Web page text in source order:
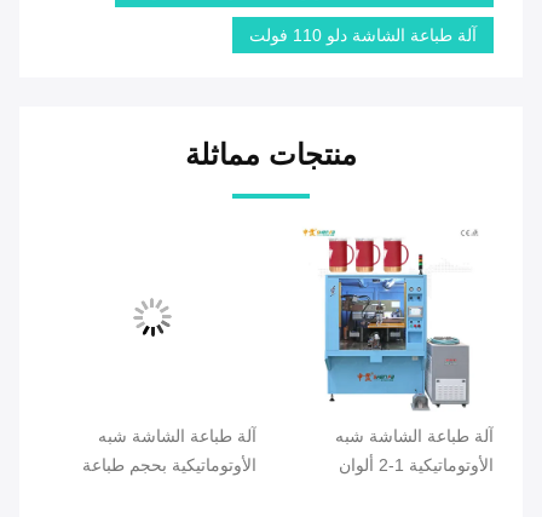
آلة طباعة الشاشة دلو 110 فولت
منتجات مماثلة
آلة طباعة الشاشة شبه
الأوتوماتيكية 1-2 ألوان
آلة طباعة الشاشة شبه
الأوتوماتيكية بحجم طباعة